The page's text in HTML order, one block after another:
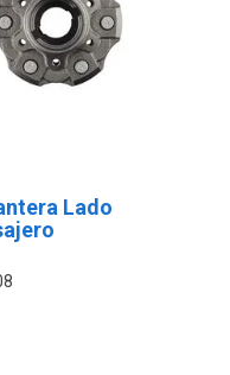
Lado